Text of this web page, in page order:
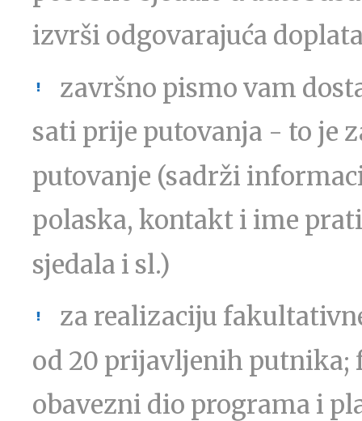
izvrši odgovarajuća
završno pismo vam
sati prije putovanja - to je
putovanje (sadrži
polaska, kontakt i ime
sjedala i sl.)
za realizaciju
od 20 prijavljenih putnika;
obavezni dio programa i